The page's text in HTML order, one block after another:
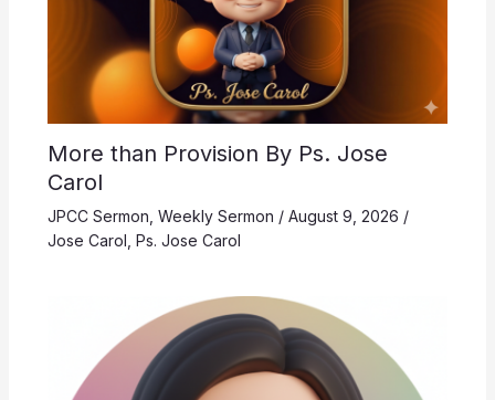
More than Provision By Ps. Jose
Carol
JPCC Sermon Weekly Sermon / August 9, 2026 /
Jose Carol Ps. Jose Carol